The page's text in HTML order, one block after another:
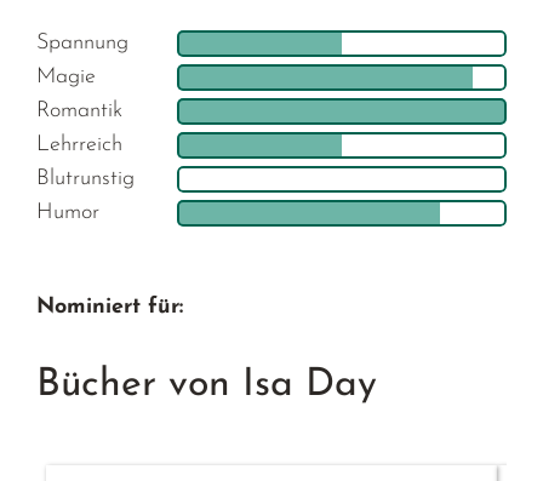
Spannung
Magie
Romantik
Lehrreich
Blutrunstig
Humor
Nominiert für:
Bücher von Isa Day